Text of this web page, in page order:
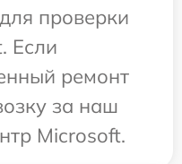
проверки
Если
ремонт
за наш
Microsoft.